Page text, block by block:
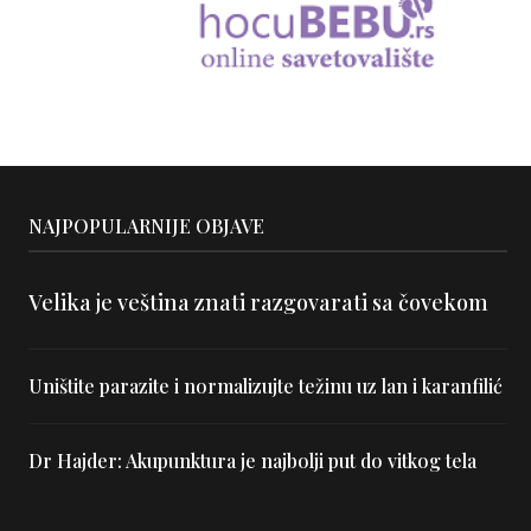
NAJPOPULARNIJE OBJAVE
Velika je veština znati razgovarati sa čovekom
Uništite parazite i normalizujte težinu uz lan i karanfilić
Dr Hajder: Akupunktura je najbolji put do vitkog tela